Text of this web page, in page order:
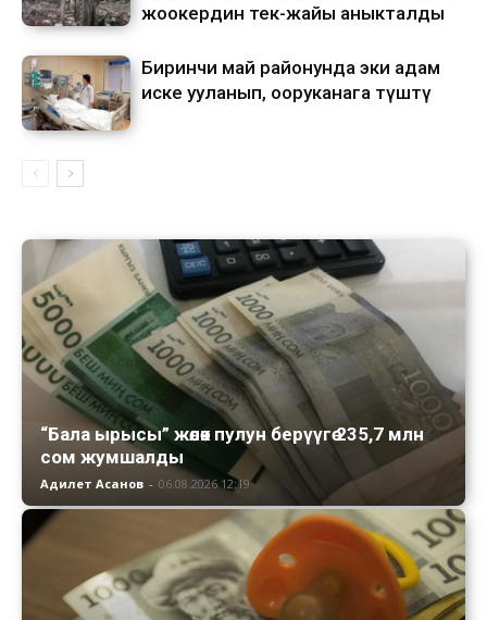
жоокердин тек-жайы аныкталды
Биринчи май районунда эки адам
иске ууланып, ооруканага түштү
“Бала ырысы” жөлөк пулун берүүгө 235,7 млн
сом жумшалды
Адилет Асанов - 06.08.2026 12:19